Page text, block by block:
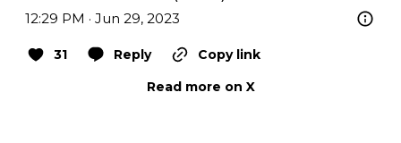
12:29 PM · Jun 29, 2023
31 Reply
Copy link
Read more on X